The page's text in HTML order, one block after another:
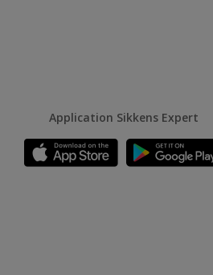
Application Sikkens Expert